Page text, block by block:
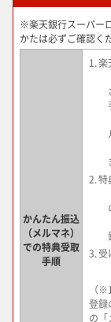
※楽天銀行スーパー
かたは必ずご確認く
かんたん振込
（メルマネ）
での特典受取
手順
1.楽
2.特
3.受
（
登録
の